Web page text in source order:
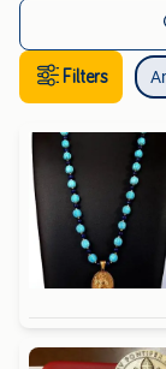
Filters